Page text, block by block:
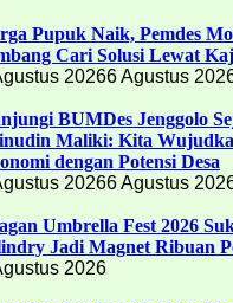
Pupuk Naik, Pemdes
Cari Solusi Lewat
20266 Agustus
BUMDes Jenggolo
Maliki: Kita
dengan Potensi Desa
20266 Agustus
Umbrella Fest 2026
Jadi Magnet Ribuan
2026